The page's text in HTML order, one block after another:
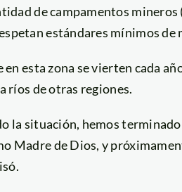
de campamentos
estándares mínimos
esta zona se vierten cada
ríos de otras regiones.
la situación, hemos
Madre de Dios, y